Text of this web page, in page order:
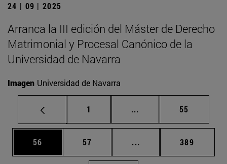
24 | 09 | 2025
Arranca la III edición del Máster de Derecho
Matrimonial y Procesal Canónico de la
Universidad de Navarra
Imagen Universidad de Navarra
Página
1 ... Páginas intermedias
Página
55
Página
56 Página
57 ... Páginas intermedias
Página
389